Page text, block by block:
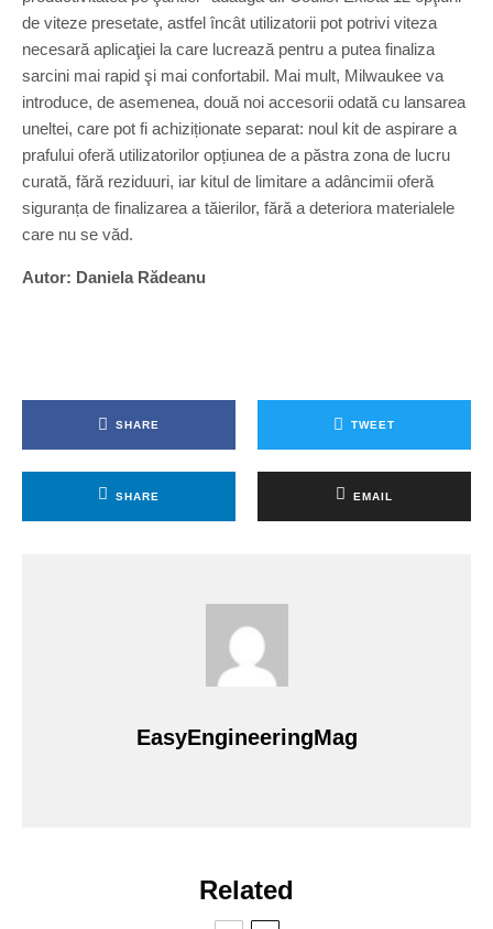
de viteze presetate, astfel încât utilizatorii pot potrivi viteza
necesară aplicaţiei la care lucrează pentru a putea finaliza
sarcini mai rapid şi mai confortabil. Mai mult, Milwaukee va
introduce, de asemenea, două noi accesorii odată cu lansarea
uneltei, care pot fi achiziționate separat: noul kit de aspirare a
prafului oferă utilizatorilor opțiunea de a păstra zona de lucru
curată, fără reziduuri, iar kitul de limitare a adâncimii oferă
siguranța de finalizarea a tăierilor, fără a deteriora materialele
care nu se văd.
Autor: Daniela Rădeanu
SHARE TWEET
SHARE EMAIL
EasyEngineeringMag
Related